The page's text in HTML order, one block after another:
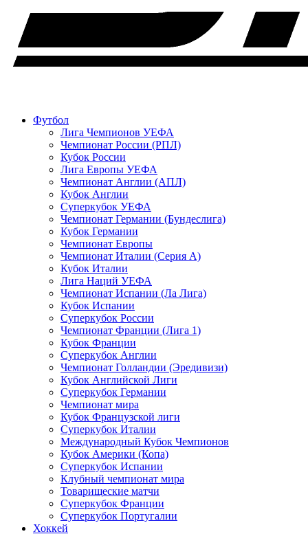
Футбол
Лига Чемпионов УЕФА
Чемпионат России (РПЛ)
Кубок России
Лига Европы УЕФА
Чемпионат Англии (АПЛ)
Кубок Англии
Суперкубок УЕФА
Чемпионат Германии (Бундеслига)
Кубок Германии
Чемпионат Европы
Чемпионат Италии (Серия А)
Кубок Италии
Лига Наций УЕФА
Чемпионат Испании (Ла Лига)
Кубок Испании
Суперкубок России
Чемпионат Франции (Лига 1)
Кубок Франции
Суперкубок Англии
Чемпионат Голландии (Эредивизи)
Кубок Английской Лиги
Суперкубок Германии
Чемпионат мира
Кубок Французской лиги
Суперкубок Италии
Международный Кубок Чемпионов
Кубок Америки (Копа)
Суперкубок Испании
Клубный чемпионат мира
Товарищеские матчи
Суперкубок Франции
Суперкубок Португалии
Хоккей